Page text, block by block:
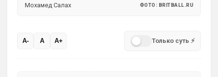
Мохамед Салах ФОТО: BRITBALL.RU
A- A A+ Только суть ⚡